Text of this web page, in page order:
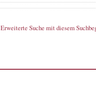
Erweiterte Suche mit diesem